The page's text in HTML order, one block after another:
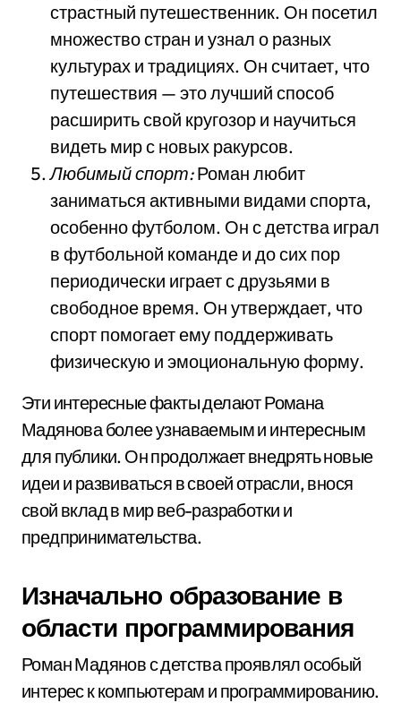
страстный путешественник. Он посетил
множество стран и узнал о разных
культурах и традициях. Он считает, что
путешествия — это лучший способ
расширить свой кругозор и научиться
видеть мир с новых ракурсов.
Любимый спорт:Роман любит
заниматься активными видами спорта,
особенно футболом. Он с детства играл
в футбольной команде и до сих пор
периодически играет с друзьями в
свободное время. Он утверждает, что
спорт помогает ему поддерживать
физическую и эмоциональную форму.
Эти интересные факты делают Романа
Мадянова более узнаваемым и интересным
для публики. Он продолжает внедрять новые
идеи и развиваться в своей отрасли, внося
свой вклад в мир веб-разработки и
предпринимательства.
Изначально образование в
области программирования
Роман Мадянов с детства проявлял особый
интерес к компьютерам и программированию.